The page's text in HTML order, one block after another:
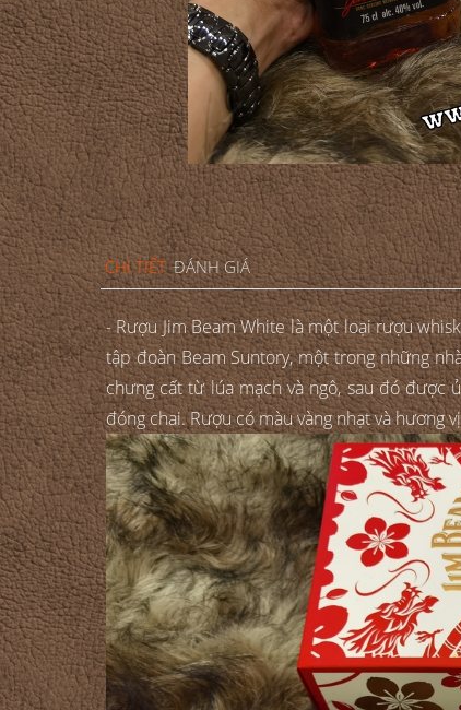
CHI TIẾT ĐÁNH GIÁ
- Rượu Jim Beam White là một loại rượu
tập đoàn Beam Suntory, một trong những
chưng cất từ lúa mạch và ngô, sau đó
đóng chai. Rượu có màu vàng nhạt và hương